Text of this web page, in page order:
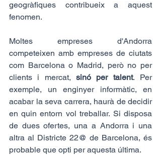
geogràfiques contribueix a aquest
fenomen.
Moltes empreses d'Andorra
competeixen amb empreses de ciutats
com Barcelona o Madrid, però no per
clients i mercat, sinó per talent. Per
exemple, un enginyer informàtic, en
acabar la seva carrera, haurà de decidir
en quin entorn vol treballar. Si disposa
de dues ofertes, una a Andorra i una
altra al Districte 22@ de Barcelona, és
probable que opti per aquesta última.